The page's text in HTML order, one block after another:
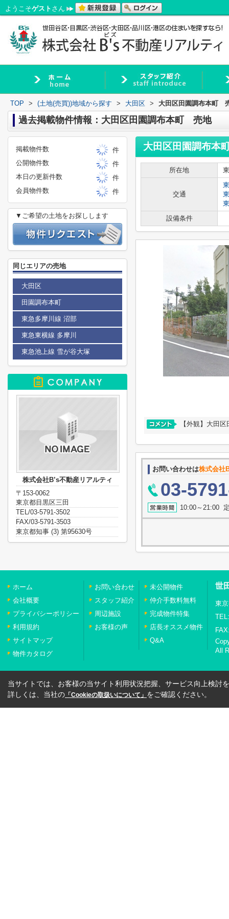
ようこそゲスト さん
TOP > (土地(売買))地域から探す > 大田区 > 大田区田園調布本町
過去掲載物件情報：大田区田園調布本町 売地
大田区田園調布本
所在地
交通
設備条件
【外観】大田
お問い合わせは株式会社
03-
10:00～21:00
掲載物件数
件
公開物件数
件
本日の更新件数
件
会員物件数
件
▼ご希望の土地をお探しします
同じエリアの売地
大田区
田園調布本町
東急多摩川線 沼部
東急東横線 多摩川
東急池上線 雪が谷大塚
株式会社B’s不動産リアルティ
〒153-0062
東京都目黒区三田
TEL/03-5791-3502
FAX/03-5791-3503
東京都知事 (3) 第95630号
ホーム
会社概要
プライバシーポリシー
利用規約
サイトマップ
物件カタログ
お問い合わせ
スタッフ紹介
周辺施設
お客様の声
未公開物件
仲介手数料無料
完成物件特集
店長オススメ物件
Q&A
世
東
All
当サイトでは、お客様の当サイト利用状況把握、サービス向上検討
詳しくは、当社の 「Cookieの取扱いについて」 をご確認ください。